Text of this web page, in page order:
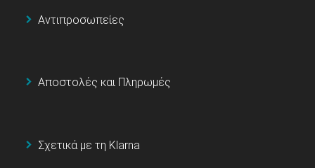
Αντιπροσωπείες
Αποστολές και Πληρωμές
Σχετικά με τη Klarna